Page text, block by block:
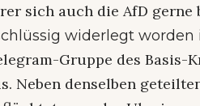
sich auch die AfD gerne
widerlegt worden
Gruppe des Basis-
Neben denselben